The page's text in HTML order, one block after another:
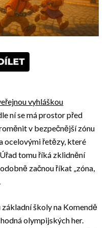
vyhláškou
ní se má prostor před
v bezpečnější zónu
ocelovými řetězy, které
tomu říká zklidnění
začnou říkat „zóna,
školy na Komendě
olympijských her.